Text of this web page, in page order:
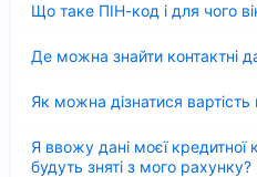
Що таке ПІН-код і для чого
Де можна знайти контактні
Як можна дізнатися
Я ввожу дані моєї кредитної
будуть зняті з мого рахунку?